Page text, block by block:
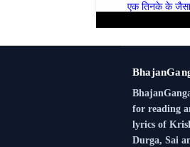
एक तिनके के जैसा
for reading
lyrics of
Durga, Sai